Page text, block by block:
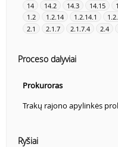
14 14.2 14.3 14.15
1.2
1.2.14 1.2.14.1
2.1
2.1.7 2.1.7.4 2.4
Proceso dalyviai
Prokuroras
Trakų rajono apylinkės
Ryšiai